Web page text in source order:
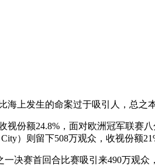
上发生的命案过于吸引人，总之
份额24.8%，面对欧洲冠军联赛
）则留下508万观众，收视份额
决赛首回合比赛吸引来490万观